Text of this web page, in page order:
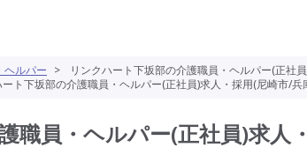
ヘルパー >
リンクハート下坂部の介護職員・ヘルパー(正社
ート下坂部の介護職員・ヘルパー(正社員)求人・採用(尼崎市/兵
職員・ヘルパー(正社員)求人